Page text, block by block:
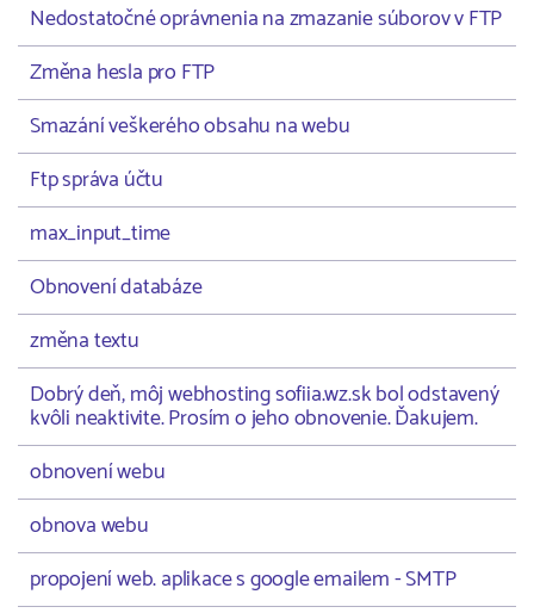
Nedostatočné oprávnenia na zmazanie súborov v FTP
Změna hesla pro FTP
Smazání veškerého obsahu na webu
Ftp správa účtu
max_input_time
Obnovení databáze
změna textu
Dobrý deň, môj webhosting sofiia.wz.sk bol odstavený
kvôli neaktivite. Prosím o jeho obnovenie. Ďakujem.
obnovení webu
obnova webu
propojení web. aplikace s google emailem - SMTP